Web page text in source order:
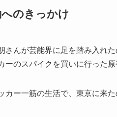
のきっかけ
さんが芸能界に足を踏み入れ
ーのスパイクを買いに行った
カー一筋の生活で、東京に来